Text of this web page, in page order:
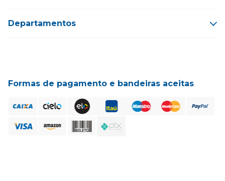
Departamentos
Formas de pagamento e bandeiras aceitas